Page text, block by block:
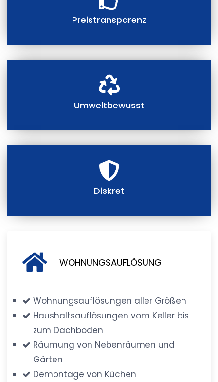
Preistransparenz
Umweltbewusst
Diskret
WOHNUNGSAUFLÖSUNG
Wohnungsauflösungen aller Größen
Haushaltsauflösungen vom Keller bis
zum Dachboden
Räumung von Nebenräumen und
Gärten
Demontage von Küchen